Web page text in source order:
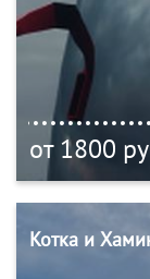
от 1800
Котка и